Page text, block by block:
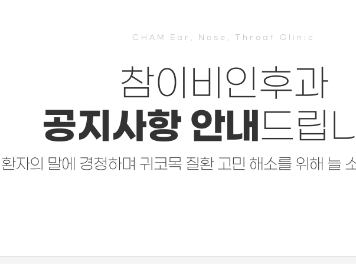
CHAM Ear, Nose, Throat Clinic
참이비인후과
공지사항 안내드립
환자의 말에 경청하며 귀코목 질환 고민 해소를 위해 늘